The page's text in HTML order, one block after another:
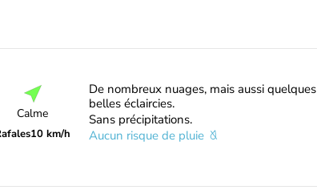
Calme
10 km/h
De nombreux nuages, mais aussi quelques
belles éclaircies.
Sans précipitations.
Aucun risque de pluie